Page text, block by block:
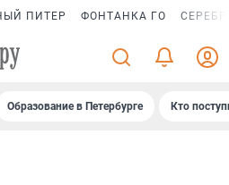
ПИТЕР ФОНТАНКА ГО
Образование в Петербурге Кто